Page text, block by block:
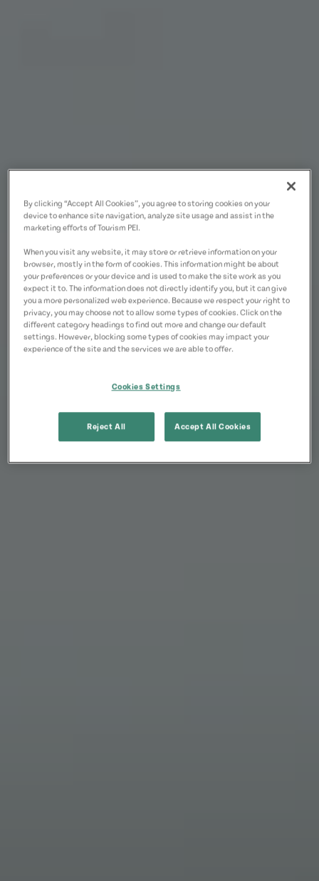
By clicking “Accept All Cookies”, you agree to storing cookies on your
device to enhance site navigation, analyze site usage and assist in the
marketing efforts of Tourism PEI.
When you visit any website, it may store or retrieve information on your
browser, mostly in the form of cookies. This information might be about
your preferences or your device and is used to make the site work as you
expect it to. The information does not directly identify you, but it can give
you a more personalized web experience. Because we respect your right to
privacy, you may choose not to allow some types of cookies. Click on the
different category headings to find out more and change our default
settings. However, blocking some types of cookies may impact your
experience of the site and the services we are able to offer.
Cookies Settings
Reject All Accept All Cookies